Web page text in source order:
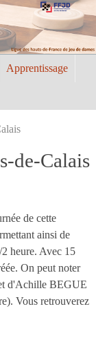
Apprentissage
de-Calais
de cette
ainsi de
heure. Avec 15
On peut noter
d'Achille BEGUE
Vous retrouverez